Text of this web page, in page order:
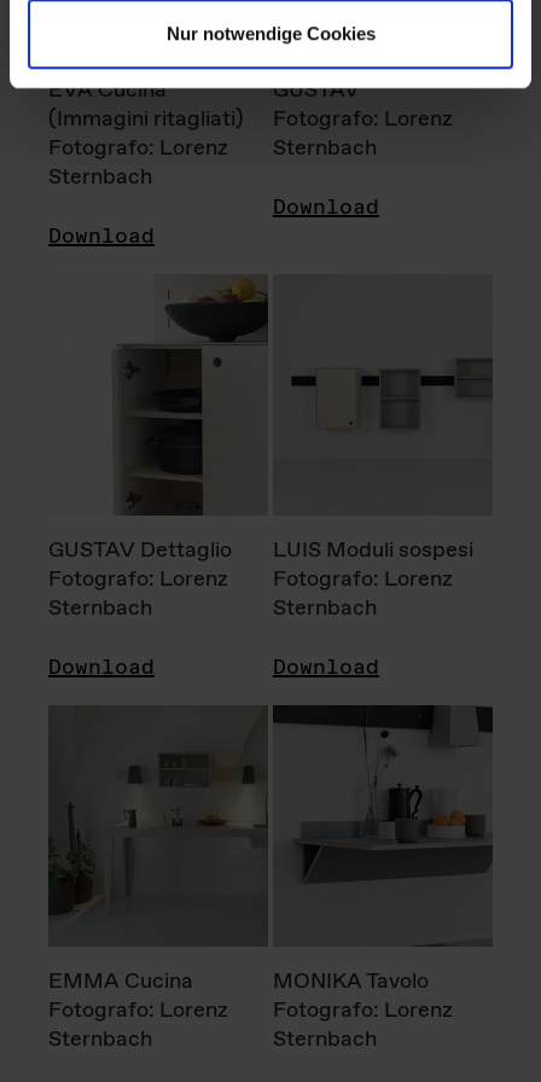
Nur notwendige Cookies
EVA Cucina
(Immagini ritagliati)
Fotografo: Lorenz
Sternbach
Download
GUSTAV
Fotografo: Lorenz
Sternbach
Download
GUSTAV Dettaglio
Fotografo: Lorenz
Sternbach
Download
LUIS Moduli sospesi
Fotografo: Lorenz
Sternbach
Download
EMMA Cucina
Fotografo: Lorenz
Sternbach
MONIKA Tavolo
Fotografo: Lorenz
Sternbach